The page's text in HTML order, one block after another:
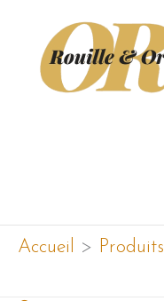
contenu
Accueil Produits